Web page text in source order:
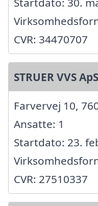
CVR: 34470707
STRUER VVS ApS
Farvervej 10,
Ansatte: 1
Startdato: 23.
CVR: 27510337